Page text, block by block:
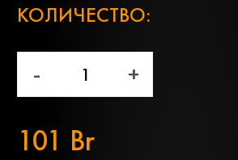
КОЛИЧЕСТВО:
- +
101 Br